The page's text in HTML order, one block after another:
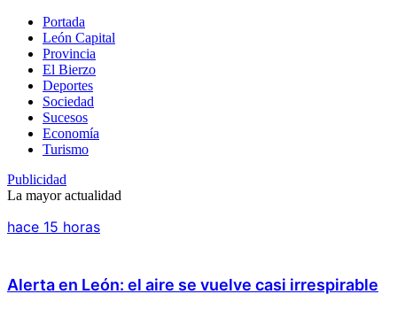
Portada
León Capital
Provincia
El Bierzo
Deportes
Sociedad
Sucesos
Economía
Turismo
Publicidad
La mayor actualidad
hace 15 horas
Alerta en León: el aire se vuelve casi irrespirable